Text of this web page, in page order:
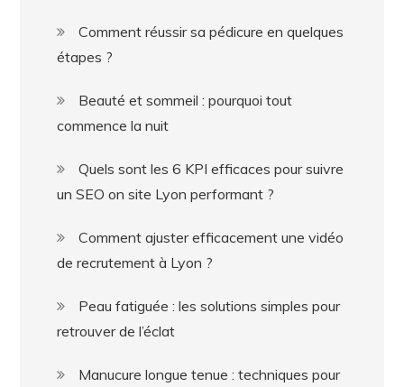
Comment réussir sa pédicure en quelques
étapes ?
Beauté et sommeil : pourquoi tout
commence la nuit
Quels sont les 6 KPI efficaces pour suivre
un SEO on site Lyon performant ?
Comment ajuster efficacement une vidéo
de recrutement à Lyon ?
Peau fatiguée : les solutions simples pour
retrouver de l’éclat
Manucure longue tenue : techniques pour